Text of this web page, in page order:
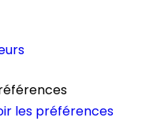
les préférences